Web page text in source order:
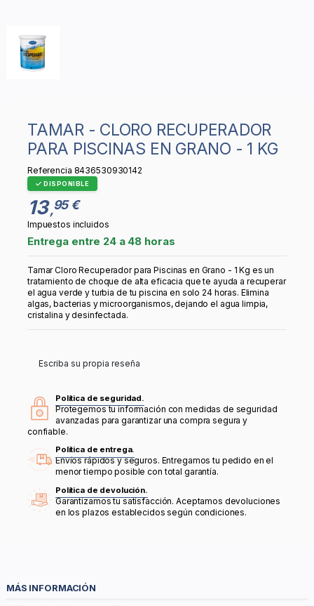
TAMAR - CLORO RECUPERADOR
PARA PISCINAS EN GRANO - 1 KG
Referencia 8436530930142
DISPONIBLE
13 ,95 €
Impuestos incluidos
Entrega entre 24 a 48 horas
Tamar Cloro Recuperador para Piscinas en Grano - 1 Kg es un
tratamiento de choque de alta eficacia que te ayuda a recuperar
el agua verde y turbia de tu piscina en solo 24 horas. Elimina
algas, bacterias y microorganismos, dejando el agua limpia,
cristalina y desinfectada.
Escriba su propia reseña
Política de seguridad.
Protegemos tu información con medidas de seguridad
avanzadas para garantizar una compra segura y
confiable.
Política de entrega.
Envíos rápidos y seguros. Entregamos tu pedido en el
menor tiempo posible con total garantía.
Política de devolución.
Garantizamos tu satisfacción. Aceptamos devoluciones
en los plazos establecidos según condiciones.
MÁS INFORMACIÓN